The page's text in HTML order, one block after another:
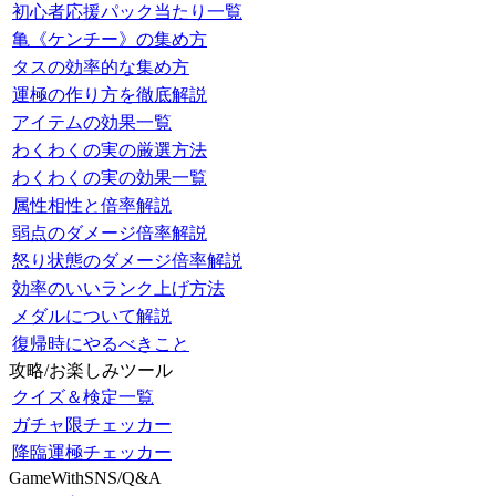
初心者応援パック当たり一覧
亀《ケンチー》の集め方
タスの効率的な集め方
運極の作り方を徹底解説
アイテムの効果一覧
わくわくの実の厳選方法
わくわくの実の効果一覧
属性相性と倍率解説
弱点のダメージ倍率解説
怒り状態のダメージ倍率解説
効率のいいランク上げ方法
メダルについて解説
復帰時にやるべきこと
攻略/お楽しみツール
クイズ＆検定一覧
ガチャ限チェッカー
降臨運極チェッカー
GameWithSNS/Q&A